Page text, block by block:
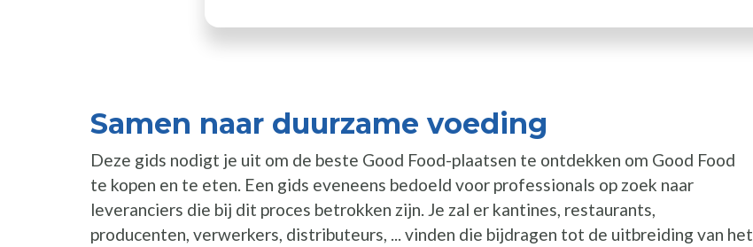
Samen naar duurzame voeding
Deze gids nodigt je uit om de beste Good Food-plaatsen te ontdekken om Good Food
te kopen en te eten. Een gids eveneens bedoeld voor professionals op zoek naar
leveranciers die bij dit proces betrokken zijn. Je zal er kantines, restaurants,
producenten, verwerkers, distributeurs, ... vinden die bijdragen tot de uitbreiding van het